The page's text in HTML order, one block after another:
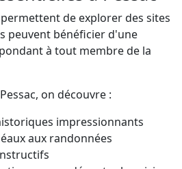
permettent de explorer des sites
peuvent bénéficier d'une
à tout membre de la
on découvre :
impressionnants
aux randonnées